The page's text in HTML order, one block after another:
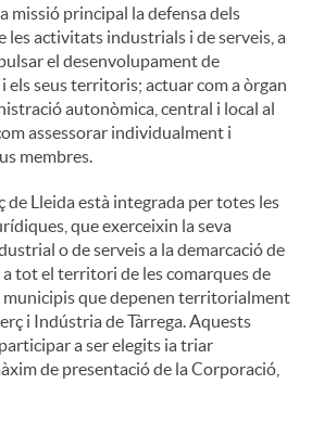
missió principal la defensa dels
les activitats industrials i de serveis, a
el desenvolupament de
els seus territoris; actuar com a òrgan
autonòmica, central i local al
assessorar individualment i
membres.
de Lleida està integrada per totes les
que exerceixin la seva
o de serveis a la demarcació de
tot el territori de les comarques de
municipis que depenen territorialment
i Indústria de Tàrrega. Aquests
a ser elegits ia triar
de presentació de la Corporació,